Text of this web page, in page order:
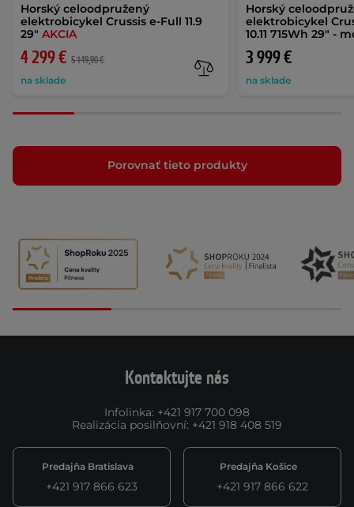
Horský celoodpružený
elektrobicykel Crussis e-Full 11.9
29" AKCIA
4 299 € 5 149,90 €
na sklade
Horský
elektrobicykel
10.11 715Wh 29" -
3 999 €
na sklade
Porovnať tieto produkty
Kontaktujte nás
Infolinka: +421 917 700 098
Realizácia posilňovní: +421 918 408 519
Predajňa Bratislava
+421 917 866 623
Predajňa Košice
+421 917 866 622